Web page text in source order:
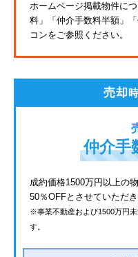
東武東上線
JR鶴見線
京成金町線
ホームページ掲載物件に
料」
「仲介手数料半額」
コンをご参照ください。
売却
仲介手
成約価格1500万円以上の
50％OFFとさせていただき
※事業不動産および1500万円
す。